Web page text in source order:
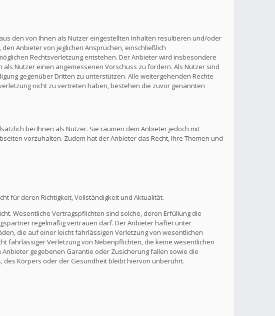
den von Ihnen als Nutzer eingestellten Inhalten resultieren und/oder
Anbieter von jeglichen Ansprüchen, einschließlich
Rechtsverletzung entstehen. Der Anbieter wird insbesondere
Nutzer einen angemessenen Vorschuss zu fordern. Als Nutzer sind
gegenüber Dritten zu unterstützen. Alle weitergehenden Rechte
nicht zu vertreten haben, bestehen die zuvor genannten
bei Ihnen als Nutzer. Sie räumen dem Anbieter jedoch mit
vorzuhalten. Zudem hat der Anbieter das Recht, Ihre Themen und
für deren Richtigkeit, Vollständigkeit und Aktualität.
Wesentliche Vertragspflichten sind solche, deren Erfüllung die
regelmäßig vertrauen darf. Der Anbieter haftet unter
die auf einer leicht fahrlässigen Verletzung von wesentlichen
fahrlässiger Verletzung von Nebenpflichten, die keine wesentlichen
gegebenen Garantie oder Zusicherung fallen sowie die
Körpers oder der Gesundheit bleibt hiervon unberührt.